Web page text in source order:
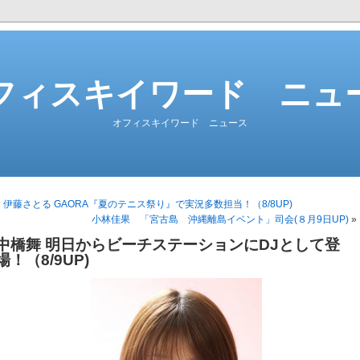
ィスキイワード ニュ
オフィスキイワード ニュース
伊藤さとる GAORA『夏のテニス祭り』で実況多数担当！（8/8UP)
小林佳果 「宮古島 沖縄離島イベント」司会(８月9日UP) »
橋舞 明日からビーチステーションにDJとして登
！（8/9UP)